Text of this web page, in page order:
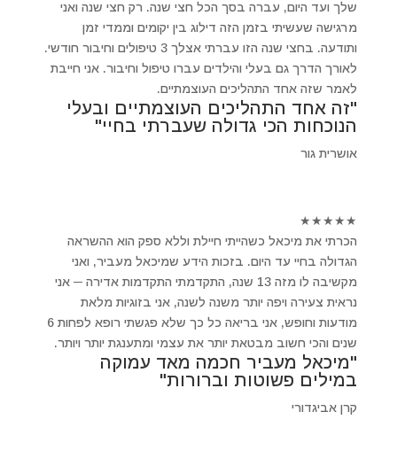
שלך ועד היום, עברה בסך הכל חצי שנה. רק חצי שנה ואני
מרגישה שעשיתי בזמן הזה דילוג בין יקומים וממדי זמן
ותודעה. בחצי שנה הזו עברתי אצלך 3 טיפולים וחיבור חודשי.
לאורך הדרך גם בעלי והילדים עברו טיפול וחיבור. אני חייבת
לאמר שזה אחד התהליכים העוצמתיים.
"זה אחד התהליכים העוצמתיים ובעלי
הנוכחות הכי גדולה שעברתי בחיי"
אושרית גור
★
★
★
★
★
הכרתי את מיכאל כשהייתי חיילת וללא ספק הוא ההשראה
הגדולה בחיי עד היום. בזכות הידע שמיכאל מעביר, ואני
מקשיבה לו מזה 13 שנה, התקדמתי התקדמות אדירה ─ אני
נראית צעירה ויפה יותר משנה לשנה, אני בזוגיות מלאת
מודעות וחופש, אני בריאה כל כך שלא פגשתי רופא לפחות 6
שנים והכי חשוב מבטאת יותר את עצמי ומתענגת יותר ויותר.
"מיכאל מעביר חכמה מאד עמוקה
במילים פשוטות וברורות"
קרן אביגדורי